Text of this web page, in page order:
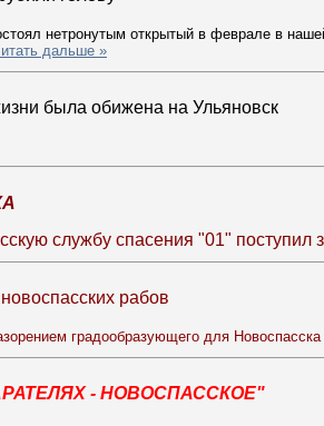
нетронутым открытый в феврале в
дальше »
была обижена на Ульяновск
службу спасения "01"
рабов
градообразующего для
- НОВОСПАССКОЕ"